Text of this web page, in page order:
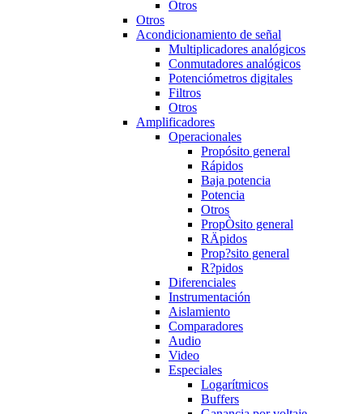
Otros
Otros
Acondicionamiento de señal
Multiplicadores analógicos
Conmutadores analógicos
Potenciómetros digitales
Filtros
Otros
Amplificadores
Operacionales
Propósito general
Rápidos
Baja potencia
Potencia
Otros
PropÒsito general
RÄpidos
Prop?sito general
R?pidos
Diferenciales
Instrumentación
Aislamiento
Comparadores
Audio
Video
Especiales
Logarítmicos
Buffers